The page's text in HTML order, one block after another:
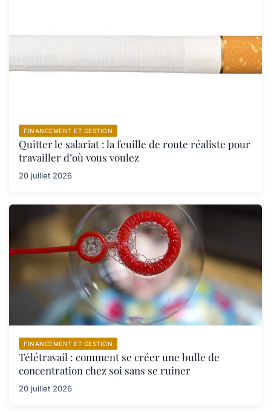
FINANCEMENT ET GESTION
Quitter le salariat : la feuille de route réaliste pour
travailler d’où vous voulez
20 juillet 2026
FINANCEMENT ET GESTION
Télétravail : comment se créer une bulle de
concentration chez soi sans se ruiner
20 juillet 2026